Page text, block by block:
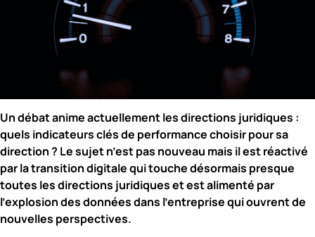
Un débat anime actuellement les directions juridiques :
quels indicateurs clés de performance choisir pour sa
direction ? Le sujet n’est pas nouveau mais il est réactivé
par la transition digitale qui touche désormais presque
toutes les directions juridiques et est alimenté par
l’explosion des données dans l’entreprise qui ouvrent de
nouvelles perspectives.